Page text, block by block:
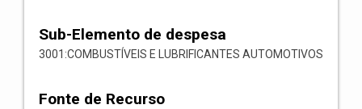
Sub-Elemento de despesa
3001:COMBUSTÍVEIS E LUBRIFICANTES AUTOMOTIVOS
Fonte de Recurso